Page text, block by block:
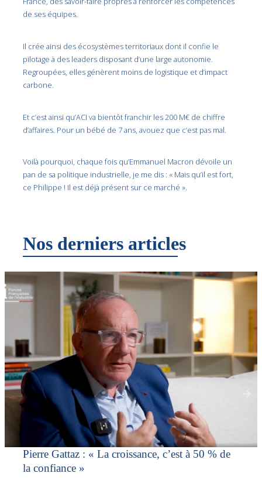
de ses équipes.
Il crée ainsi des écosystèmes territoriaux dont il confie le
pilotage à des leaders disposant d’une large autonomie.
Regroupées, elles génèrent moins de logistique et d’impact
carbone.
Et c’est ainsi qu’ACI va bientôt franchir les 200 M€ de chiffre
d’affaires. Pour un bébé de 7 ans, avouez que c’est pas mal.
Voilà pourquoi, chaque fois qu’Emmanuel Macron dévoile un
pan de sa politique industrielle, je me dis : « Mais qu’il est fort,
ce Philippe ! Il est déjà présent sur ce marché ».
Nos derniers articles
Pierre Gattaz : « La croissance, c’est à 50 % de
la confiance »